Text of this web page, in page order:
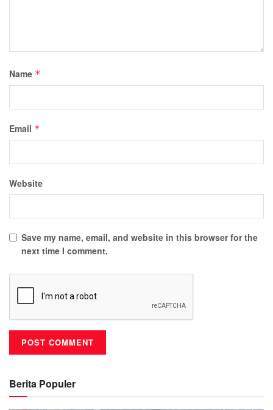
Name *
Email *
Website
Save my name, email, and website in this browser for the
next time I comment.
Berita Populer